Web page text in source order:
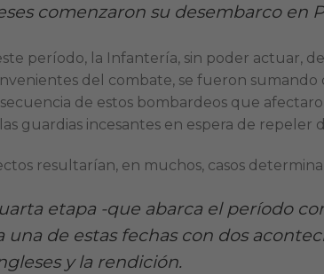
comenzaron su desembarco en
período, la Infantería, sin poder actuar,
del combate, se fueron
de estos bombardeos que
guardias incesantes en espera de repeler
resultarían, en muchos, casos
etapa -que abarca el período
una de estas fechas con dos
y la rendición.